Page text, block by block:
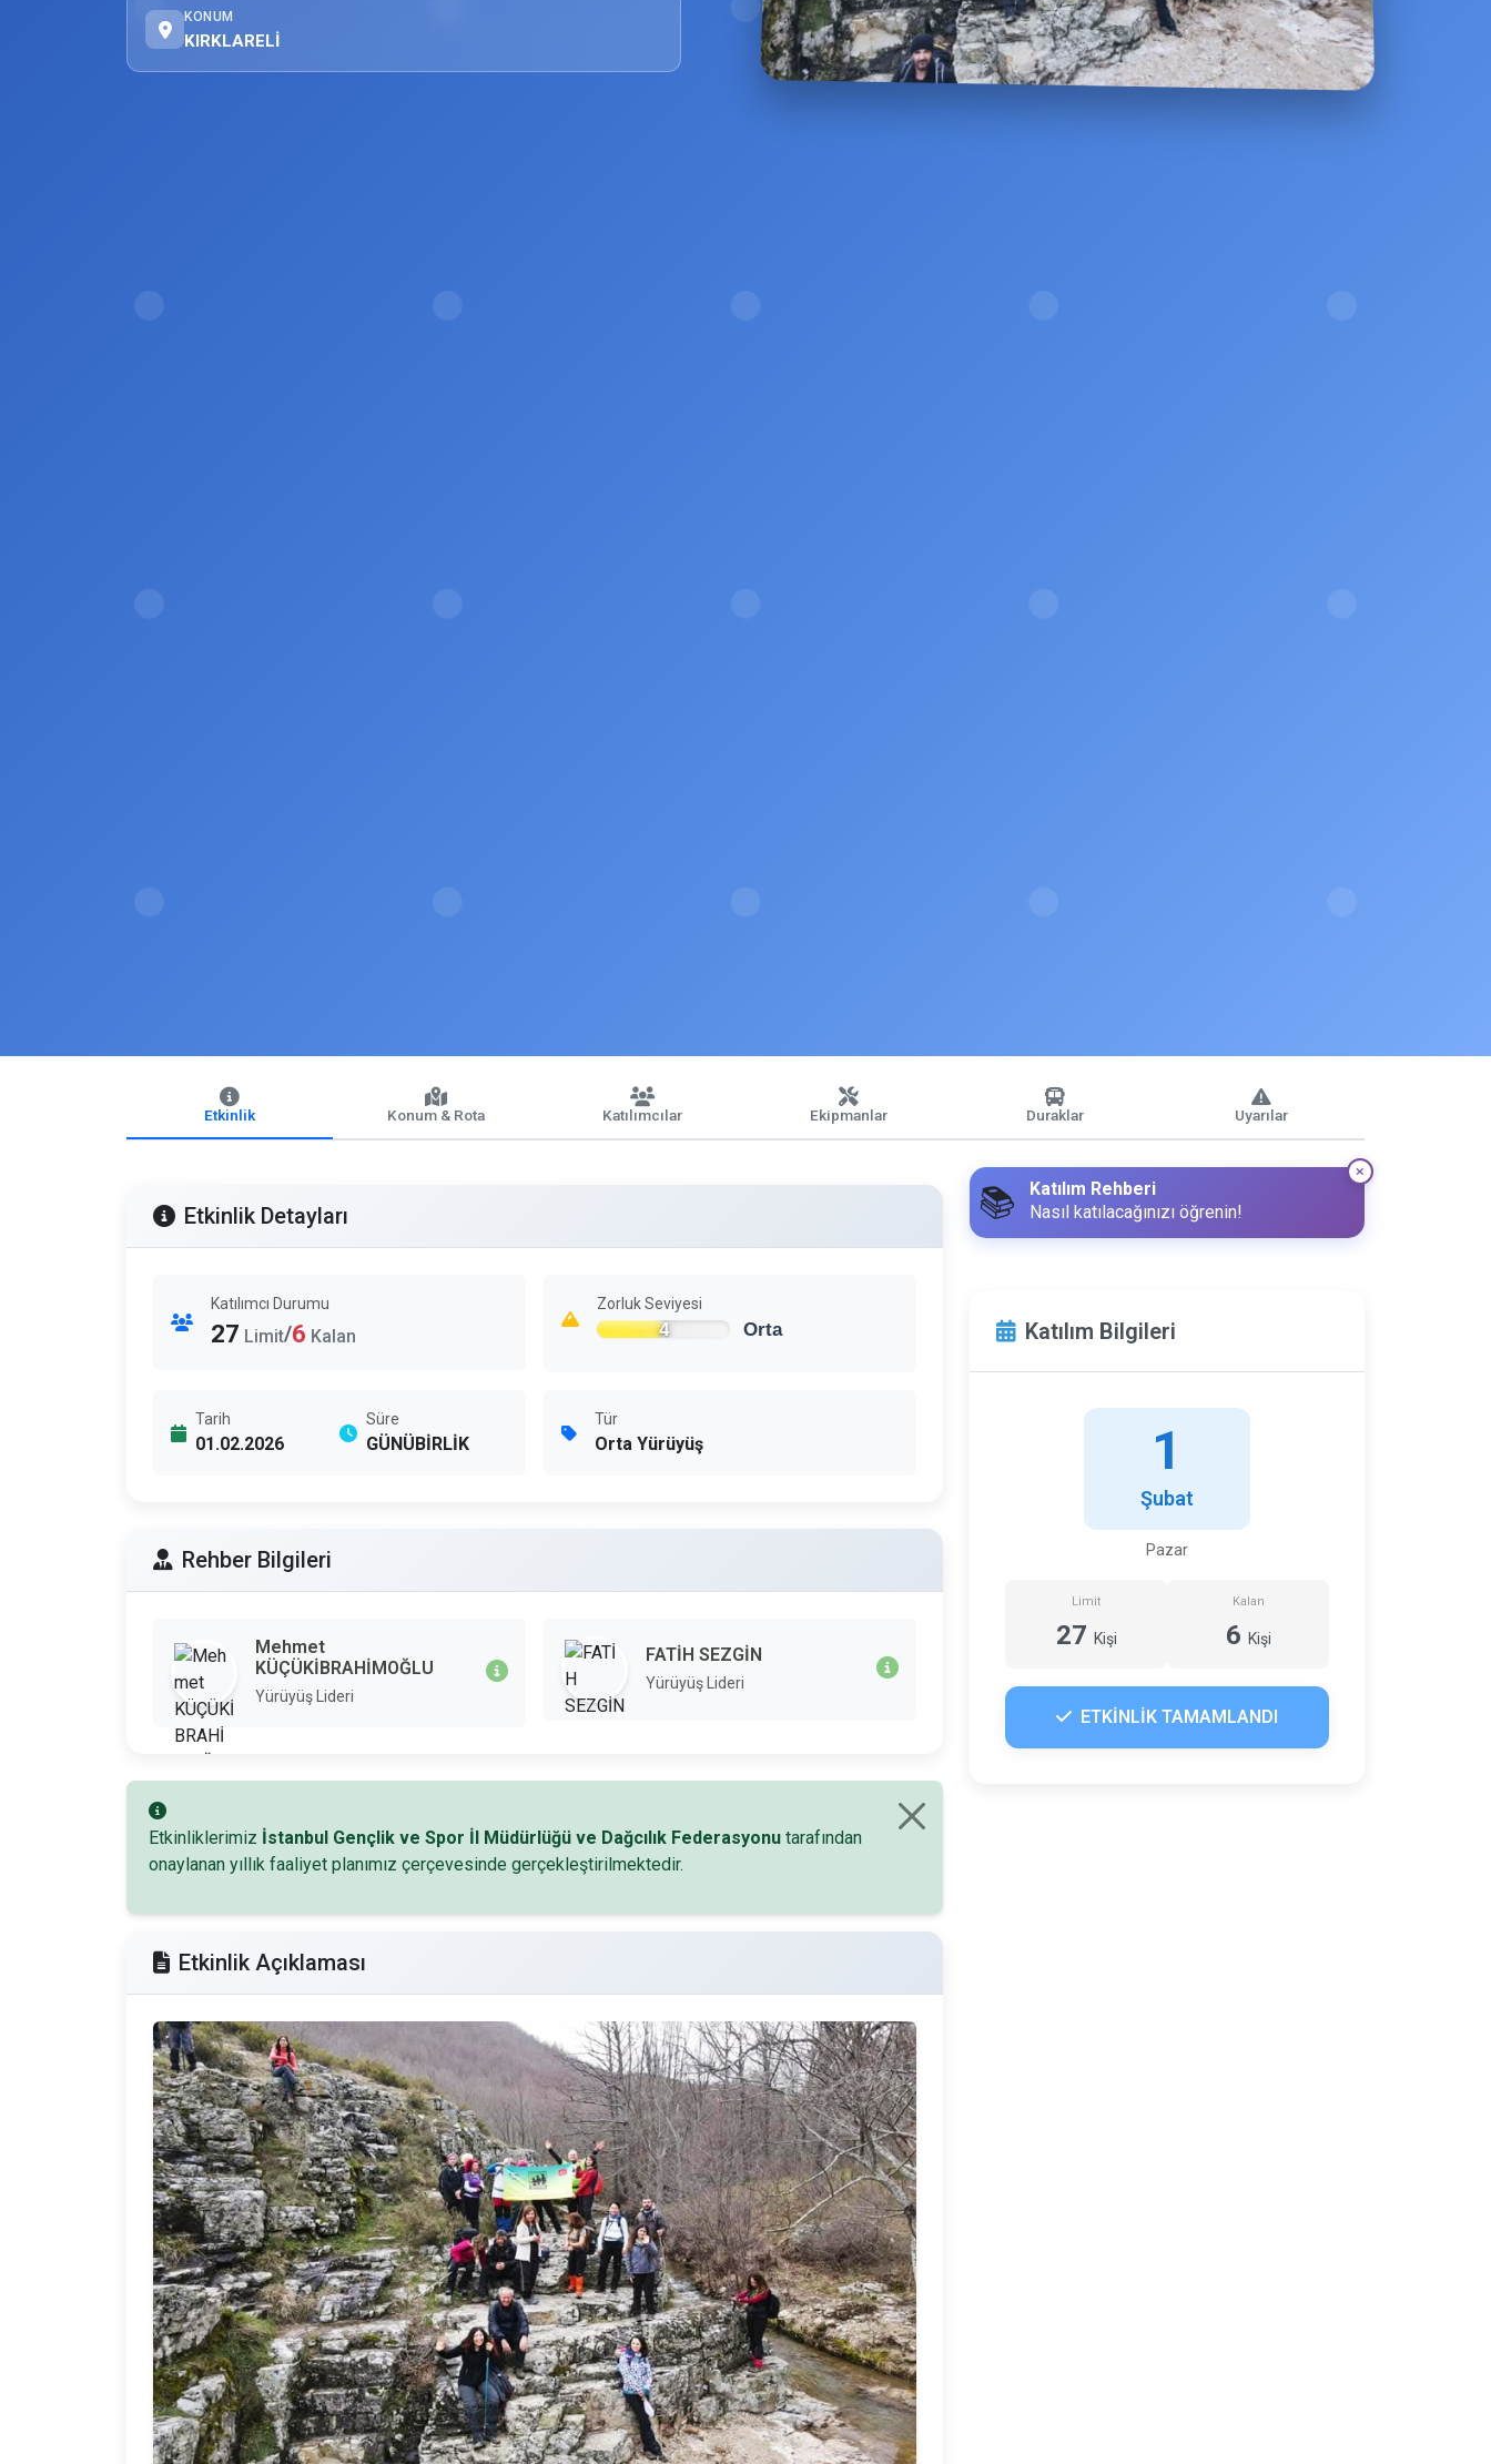
KONUM
KIRKLARELİ
Etkinlik Konum & Rota Katılımcılar Ekipmanlar Duraklar Uyarılar
Etkinlik Detayları
Katılımcı Durumu
27 Limit/6 Kalan
Zorluk Seviyesi
4 Orta
Tarih
01.02.2026
Süre
GÜNÜBİRLİK
Tür
Orta Yürüyüş
Rehber Bilgileri
Mehmet
KÜÇÜKİBRAHİMOĞLU
Yürüyüş Lideri
FATİH SEZGİN
Yürüyüş Lideri
Etkinliklerimiz İstanbul Gençlik ve Spor İl Müdürlüğü ve Dağcılık Federasyonu tarafından
onaylanan yıllık faaliyet planımız çerçevesinde gerçekleştirilmektedir.
Etkinlik Açıklaması
📚
Katılım Rehberi
Nasıl katılacağınızı öğrenin!
Katılım Bilgileri
1
Şubat
Pazar
Limit
27 Kişi
Kalan
6 Kişi
ETKİNLİK TAMAMLANDI